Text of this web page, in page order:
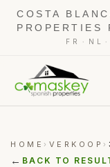
COSTA
PROPERTIES
FR · NL ·
HOME › VERKOOP ›
← BACK TO